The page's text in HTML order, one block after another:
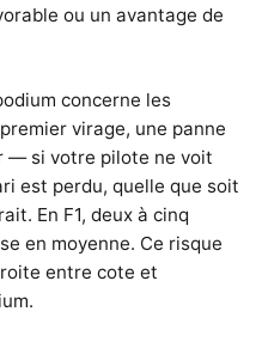
ou un avantage de
concerne les
virage, une panne
— si votre pilote ne voit
est perdu, quelle que soit
En F1, deux à cinq
en moyenne. Ce risque
entre cote et